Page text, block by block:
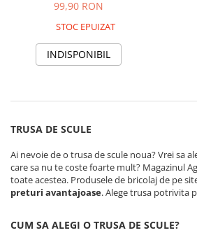
Accesorii irigat
Candele / Rezerve / Lumanari
Diverse casa si gradina
Diverse depozitare
Fir/Ata de legat
Foarfeci
Motofierastrau / Drujba
99,90 RON
STOC EPUIZAT
INDISPONIBIL
TRUSA DE SCULE
Ai nevoie de o trusa de scule noua? Vrei sa
care sa nu te coste foarte mult? Magazinul
toate acestea. Produsele de bricolaj de pe
preturi avantajoase. Alege trusa potrivita
CUM SA ALEGI O TRUSA DE SCULE?